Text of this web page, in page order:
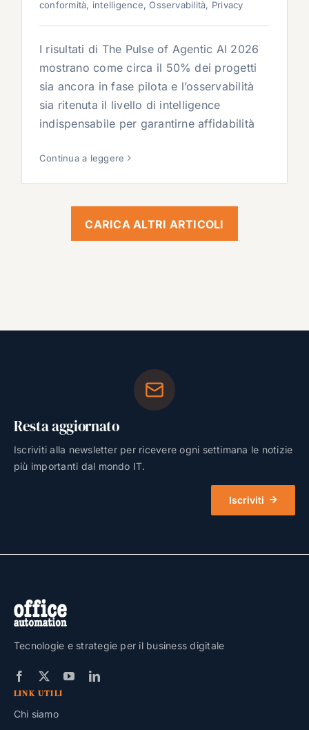
conformità, intelligence,Osservabilità, Privacy
I risultati di The Pulse of Agentic AI 2026
mostrano come circa il 50% dei progetti
sia ancora in fase pilota e l’osservabilità
sia ritenuta il livello di intelligence
indispensabile per garantirne affidabilità
Continua a leggere
CARICA ALTRI ARTICOLI
Resta aggiornato
Iscriviti alla newsletter per ricevere ogni settimana le notizie
più importanti dal mondo IT.
Iscriviti
Tecnologie e strategie per il business digitale
LINK UTILI
Chi siamo